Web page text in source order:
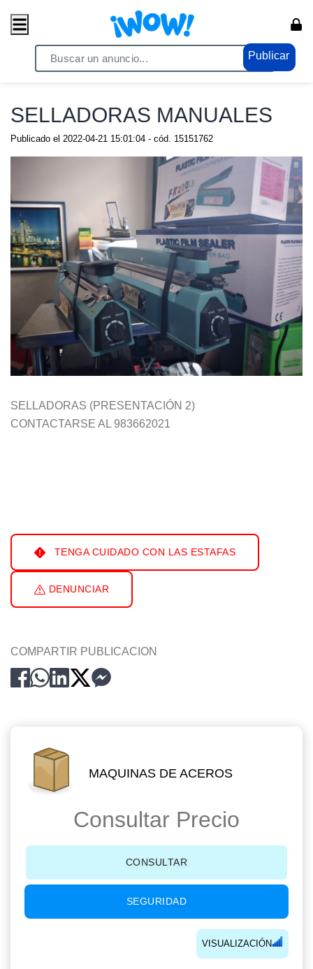
Publicar
/ Comercio / Anuncios
SELLADORAS MANUALES
Publicado el 2022-04-21 15:01:04 - cód. 15151762
SELLADORAS (PRESENTACIÓN 2)
CONTACTARSE AL 983662021
TENGA CUIDADO CON LAS ESTAFAS
DENUNCIAR
COMPARTIR PUBLICACION
MAQUINAS DE ACEROS
Consultar Precio
CONSULTAR
SEGURIDAD
VISUALIZACIÓN